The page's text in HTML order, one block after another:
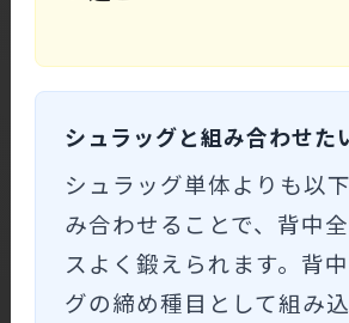
シュラッグと組み合わせた
シュラッグ単体よりも以
み合わせることで、背中
スよく鍛えられます。背
グの締め種目として組み